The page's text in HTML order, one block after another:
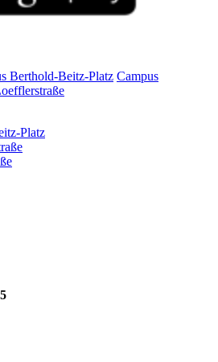
Berthold-Beitz-Platz Campus
Platz